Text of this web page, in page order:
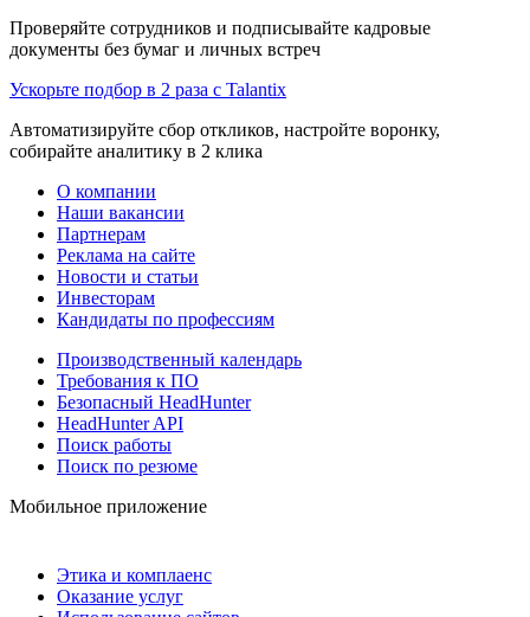
Проверяйте сотрудников и подписывайте кадровые
документы без бумаг и личных встреч
Ускорьте подбор в 2 раза с Talantix
Автоматизируйте сбор откликов, настройте воронку,
собирайте аналитику в 2 клика
О компании
Наши вакансии
Партнерам
Реклама на сайте
Новости и статьи
Инвесторам
Кандидаты по профессиям
Производственный календарь
Требования к ПО
Безопасный HeadHunter
HeadHunter API
Поиск работы
Поиск по резюме
Мобильное приложение
Этика и комплаенс
Оказание услуг